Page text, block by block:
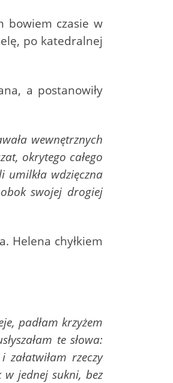
bowiem czasie w
po katedralnej
a postanowiły
wewnętrznych
okrytego całego
umilkła wdzięczna
swojej drogiej
Helena chyłkiem
padłam krzyżem
te słowa:
rzeczy
w jednej sukni, bez